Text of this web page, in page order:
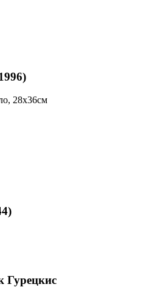
28x36см